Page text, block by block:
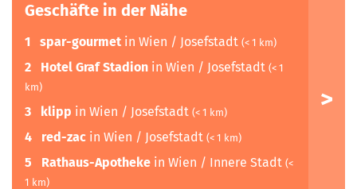
Geschäfte in der Nähe
1 spar-gourmet in Wien / Josefstadt (< 1 km)
2 Hotel Graf Stadion in Wien / Josefstadt (< 1
km)
3 klipp in Wien / Josefstadt (< 1 km)
4 red-zac in Wien / Josefstadt (< 1 km)
5 Rathaus-Apotheke in Wien / Innere Stadt (<
1 km)